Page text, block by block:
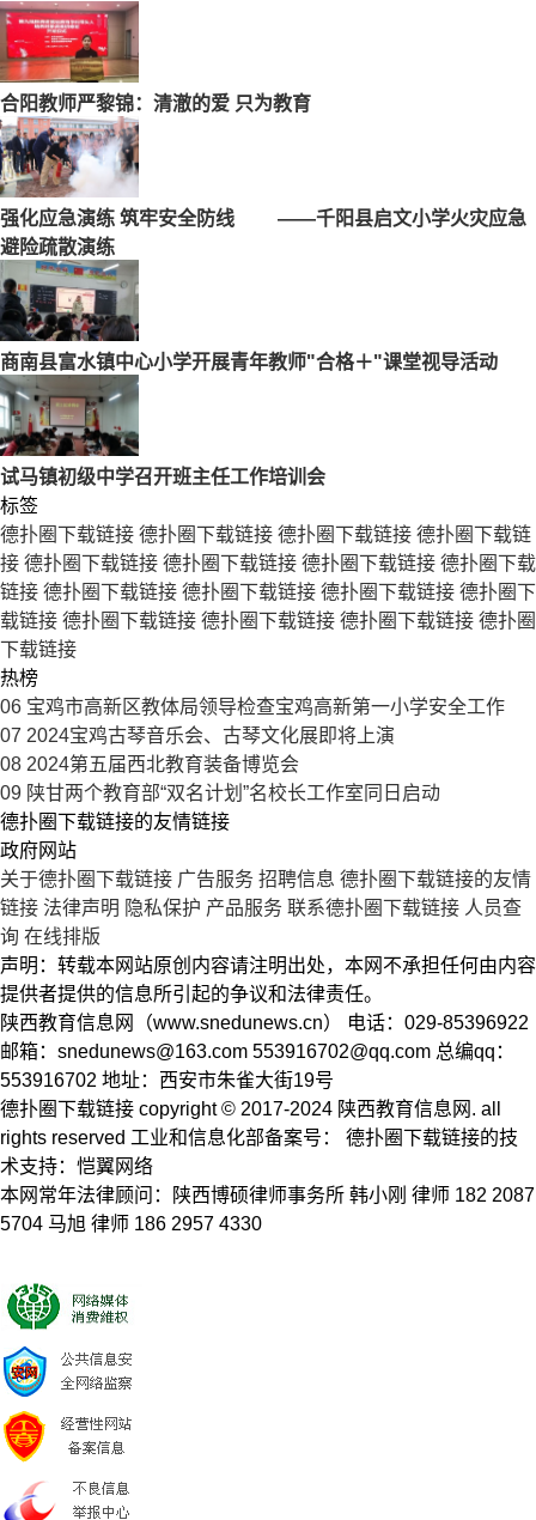
合阳教师严黎锦：清澈的爱 只为教育
强化应急演练 筑牢安全防线 ——千阳县启文小学火灾应急
避险疏散演练
商南县富水镇中心小学开展青年教师"合格＋"课堂视导活动
试马镇初级中学召开班主任工作培训会
标签
德扑圈下载链接 德扑圈下载链接 德扑圈下载链接 德扑圈下载链
接 德扑圈下载链接 德扑圈下载链接 德扑圈下载链接 德扑圈下载
链接 德扑圈下载链接 德扑圈下载链接 德扑圈下载链接 德扑圈下
载链接 德扑圈下载链接 德扑圈下载链接 德扑圈下载链接 德扑圈
下载链接
热榜
06 宝鸡市高新区教体局领导检查宝鸡高新第一小学安全工作
07 2024宝鸡古琴音乐会、古琴文化展即将上演
08 2024第五届西北教育装备博览会
09 陕甘两个教育部“双名计划”名校长工作室同日启动
德扑圈下载链接的友情链接
政府网站
关于德扑圈下载链接 广告服务 招聘信息 德扑圈下载链接的友情
链接 法律声明 隐私保护 产品服务 联系德扑圈下载链接 人员查
询 在线排版
声明：转载本网站原创内容请注明出处，本网不承担任何由内容
提供者提供的信息所引起的争议和法律责任。
陕西教育信息网（www.snedunews.cn） 电话：029-85396922
邮箱： snedunews@163.com 553916702@qq.com 总编qq：
553916702 地址：西安市朱雀大街19号
德扑圈下载链接 copyright © 2017-2024 陕西教育信息网. all
rights reserved 工业和信息化部备案号： 德扑圈下载链接的技
术支持：恺翼网络
本网常年法律顾问：陕西博硕律师事务所 韩小刚 律师 182 2087
5704 马旭 律师 186 2957 4330